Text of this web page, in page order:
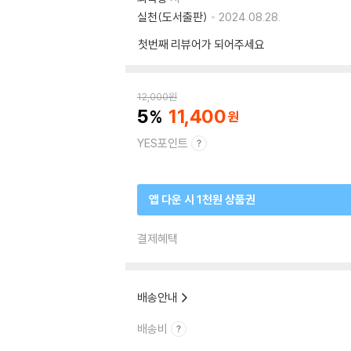
실천(도서출판)
2024.08.28.
첫번째 리뷰어가 되어주세요
12,000원
5 11,400
YES포인트
앱 다운 시 1천원 상품권
결제혜택
배송안내
배송비